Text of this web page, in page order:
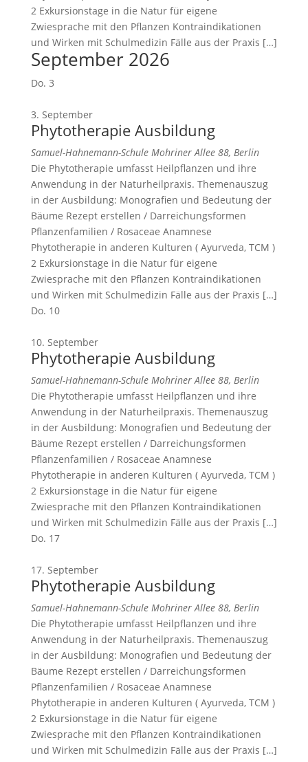
2 Exkursionstage in die Natur für eigene
Zwiesprache mit den Pflanzen Kontraindikationen
und Wirken mit Schulmedizin Fälle aus der Praxis […]
September 2026
Do. 3
3. September
Phytotherapie Ausbildung
Samuel-Hahnemann-Schule Mohriner Allee 88, Berlin
Die Phytotherapie umfasst Heilpflanzen und ihre
Anwendung in der Naturheilpraxis. Themenauszug
in der Ausbildung: Monografien und Bedeutung der
Bäume Rezept erstellen / Darreichungsformen
Pflanzenfamilien / Rosaceae Anamnese
Phytotherapie in anderen Kulturen ( Ayurveda, TCM )
2 Exkursionstage in die Natur für eigene
Zwiesprache mit den Pflanzen Kontraindikationen
und Wirken mit Schulmedizin Fälle aus der Praxis […]
Do. 10
10. September
Phytotherapie Ausbildung
Samuel-Hahnemann-Schule Mohriner Allee 88, Berlin
Die Phytotherapie umfasst Heilpflanzen und ihre
Anwendung in der Naturheilpraxis. Themenauszug
in der Ausbildung: Monografien und Bedeutung der
Bäume Rezept erstellen / Darreichungsformen
Pflanzenfamilien / Rosaceae Anamnese
Phytotherapie in anderen Kulturen ( Ayurveda, TCM )
2 Exkursionstage in die Natur für eigene
Zwiesprache mit den Pflanzen Kontraindikationen
und Wirken mit Schulmedizin Fälle aus der Praxis […]
Do. 17
17. September
Phytotherapie Ausbildung
Samuel-Hahnemann-Schule Mohriner Allee 88, Berlin
Die Phytotherapie umfasst Heilpflanzen und ihre
Anwendung in der Naturheilpraxis. Themenauszug
in der Ausbildung: Monografien und Bedeutung der
Bäume Rezept erstellen / Darreichungsformen
Pflanzenfamilien / Rosaceae Anamnese
Phytotherapie in anderen Kulturen ( Ayurveda, TCM )
2 Exkursionstage in die Natur für eigene
Zwiesprache mit den Pflanzen Kontraindikationen
und Wirken mit Schulmedizin Fälle aus der Praxis […]